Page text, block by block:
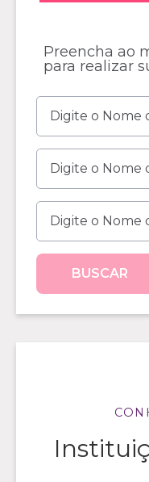
Preencha ao
para realizar
BUSCAR